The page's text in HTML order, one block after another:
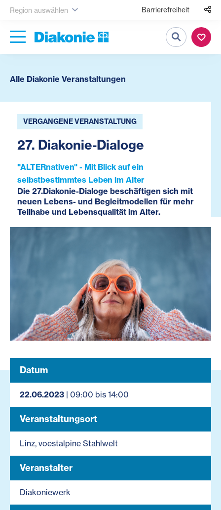
Region auswählen Barrierefreiheit
Suche
Alle Diakonie Veranstaltungen
VERGANGENE VERANSTALTUNG
27. Diakonie-Dialoge
"ALTERnativen" - Mit Blick auf ein
selbstbestimmtes Leben im Alter
Die 27.Diakonie-Dialoge beschäftigen sich mit
neuen Lebens- und Begleitmodellen für mehr
Teilhabe und Lebensqualität im Alter.
Datum
22.06.2023 | 09:00 bis 14:00
Veranstaltungsort
Linz, voestalpine Stahlwelt
Veranstalter
Diakoniewerk